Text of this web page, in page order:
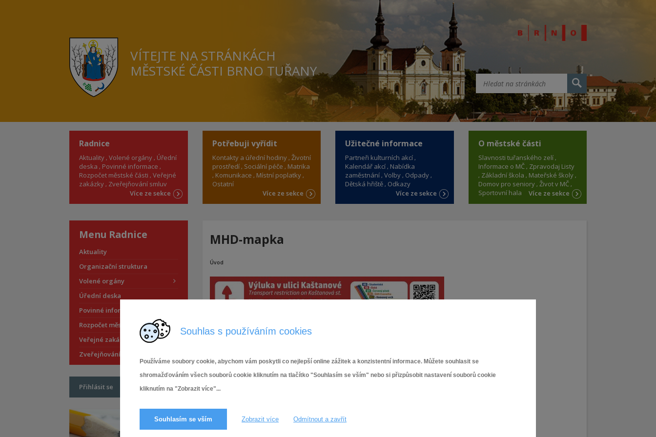
Souhlas s používáním cookies
Používáme soubory cookie, abychom vám poskytli co nejlepší online zážitek a konzistentní informace. Můžete souhlasit se
shromažďováním všech souborů cookie kliknutím na tlačítko "Souhlasím se vším" nebo si přizpůsobit nastavení souborů cookie
kliknutím na "Zobrazit více"...
Souhlasím se vším Zobrazit více Odmítnout a zavřít
VÍTEJTE NA STRÁNKÁCH
MĚSTSKÉ ČÁSTI BRNO TUŘANY
Radnice
Aktuality Volené orgány Úřední
deska
Povinné informace
Rozpočet městské části Veřejné
zakázky Zveřejňování smluv
Více ze sekce
Potřebuji vyřídit
Kontakty a úřední hodiny Životní
prostředí Sociální péče
Matrika
Komunikace
Místní poplatky
Ostatní
Více ze sekce
Užitečné informace
Partneři kulturních akcí
Kalendář akcí Nabídka
zaměstnání Volby Odpady
Dětská hřiště Odkazy
Více ze sekce
O městské části
Slavnosti tuřanského zelí
Informace o MČ Zpravodaj Listy
Základní škola
Mateřské školy
Domov pro seniory Život v MČ
Sportovní hala
Více ze sekce
MHD-mapka
Úvod
Menu Radnice
Aktuality
Organizační struktura
Volené orgány
Úřední deska
Povinné informace
Rozpočet městské části
Veřejné zakázky
Zveřejňování smluv
Přihlásit se